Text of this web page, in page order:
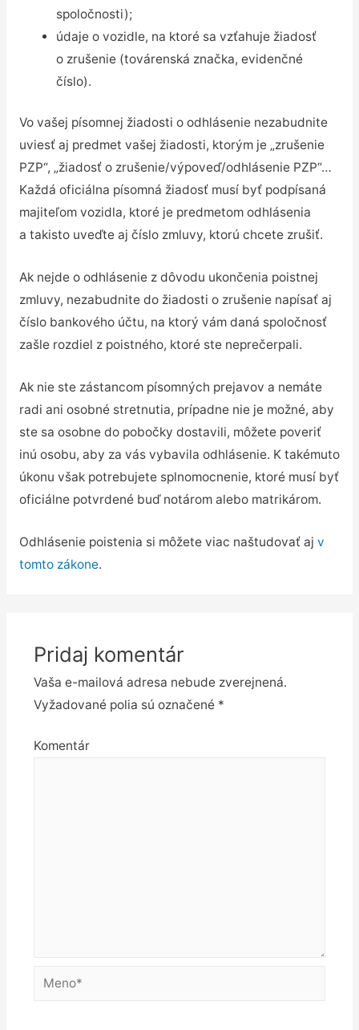
spoločnosti);
údaje o vozidle, na ktoré sa vzťahuje žiadosť
o zrušenie (továrenská značka, evidenčné
číslo).
Vo vašej písomnej žiadosti o odhlásenie nezabudnite
uviesť aj predmet vašej žiadosti, ktorým je „zrušenie
PZP“, „žiadosť o zrušenie/výpoveď/odhlásenie PZP“…
Každá oficiálna písomná žiadosť musí byť podpísaná
majiteľom vozidla, ktoré je predmetom odhlásenia
a takisto uveďte aj číslo zmluvy, ktorú chcete zrušiť.
Ak nejde o odhlásenie z dôvodu ukončenia poistnej
zmluvy, nezabudnite do žiadosti o zrušenie napísať aj
číslo bankového účtu, na ktorý vám daná spoločnosť
zašle rozdiel z poistného, ktoré ste neprečerpali.
Ak nie ste zástancom písomných prejavov a nemáte
radi ani osobné stretnutia, prípadne nie je možné, aby
ste sa osobne do pobočky dostavili, môžete poveriť
inú osobu, aby za vás vybavila odhlásenie. K takémuto
úkonu však potrebujete splnomocnenie, ktoré musí byť
oficiálne potvrdené buď notárom alebo matrikárom.
Odhlásenie poistenia si môžete viac naštudovať aj v
tomto zákone.
Pridaj komentár
Vaša e-mailová adresa nebude zverejnená.
Vyžadované polia sú označené *
Komentár
Meno*